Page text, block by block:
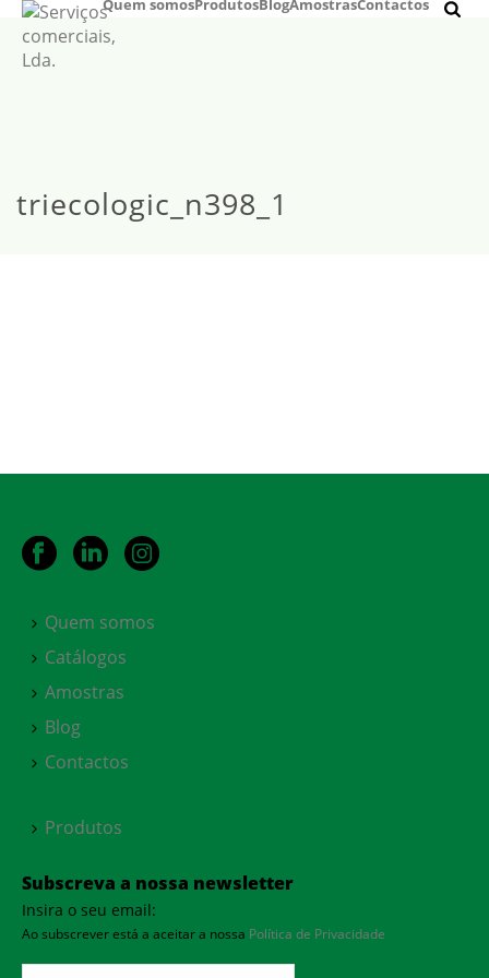
Quem somosProdutosBlogAmostrasContactos
triecologic_n398_1
Quem somos
Catálogos
Amostras
Blog
Contactos
Produtos
Subscreva a nossa newsletter
Insira o seu email:
Ao subscrever está a aceitar a nossa Política de Privacidade